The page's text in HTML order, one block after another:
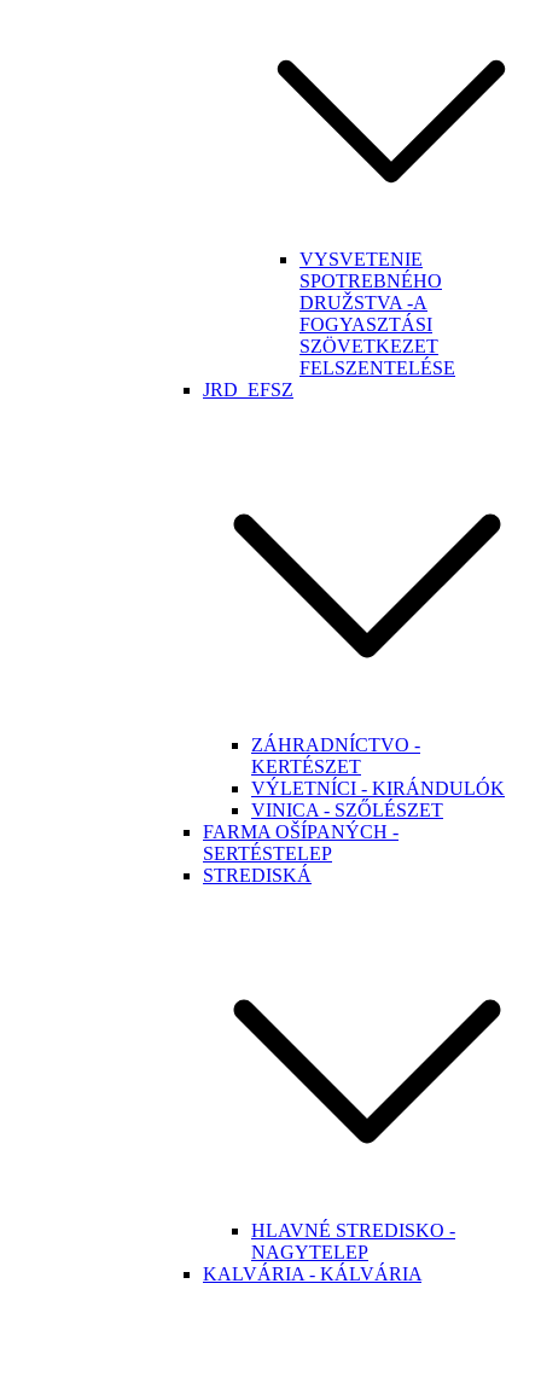
VYSVETENIE
SPOTREBNÉHO
DRUŽSTVA -A
FOGYASZTÁSI
SZÖVETKEZET
FELSZENTELÉSE
JRD_EFSZ
ZÁHRADNÍCTVO -
KERTÉSZET
VÝLETNÍCI - KIRÁNDULÓK
VINICA - SZŐLÉSZET
FARMA OŠÍPANÝCH -
SERTÉSTELEP
STREDISKÁ
HLAVNÉ STREDISKO -
NAGYTELEP
KALVÁRIA - KÁLVÁRIA